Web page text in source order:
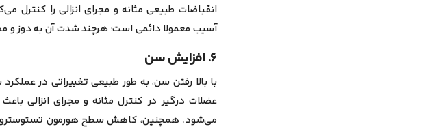
انقباضات طبیعی مثانه و مجرای انزالی را کنترل
آسیب معمولا دائمی است؛ هرچند شدت آن به دوز
۶. افزایش سن
با بالا رفتن سن، به طور طبیعی تغییراتی در
عضلات درگیر در کنترل مثانه و مجرای انزالی
می‌شود. همچنین، کاهش سطح هورمون تستوسترون